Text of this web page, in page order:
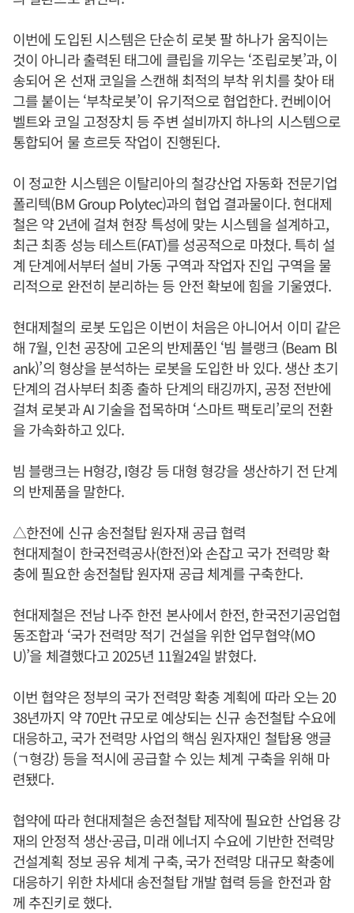
이번에 도입된 시스템은 단순히 로봇 팔 하나가 움직이는
것이 아니라 출력된 태그에 클립을 끼우는 ‘조립로봇’과, 이
송되어 온 선재 코일을 스캔해 최적의 부착 위치를 찾아 태
그를 붙이는 ‘부착로봇’이 유기적으로 협업한다. 컨베이어
벨트와 코일 고정장치 등 주변 설비까지 하나의 시스템으로
통합되어 물 흐르듯 작업이 진행된다.
이 정교한 시스템은 이탈리아의 철강산업 자동화 전문기업
폴리텍(BM Group Polytec)과의 협업 결과물이다. 현대제
철은 약 2년에 걸쳐 현장 특성에 맞는 시스템을 설계하고,
최근 최종 성능 테스트(FAT)를 성공적으로 마쳤다. 특히 설
계 단계에서부터 설비 가동 구역과 작업자 진입 구역을 물
리적으로 완전히 분리하는 등 안전 확보에 힘을 기울였다.
현대제철의 로봇 도입은 이번이 처음은 아니어서 이미 같은
해 7월, 인천 공장에 고온의 반제품인 ‘빔 블랭크 (Beam Bl
ank)’의 형상을 분석하는 로봇을 도입한 바 있다. 생산 초기
단계의 검사부터 최종 출하 단계의 태깅까지, 공정 전반에
걸쳐 로봇과 AI 기술을 접목하며 ‘스마트 팩토리’로의 전환
을 가속화하고 있다.
빔 블랭크는 H형강, I형강 등 대형 형강을 생산하기 전 단계
의 반제품을 말한다.
△한전에 신규 송전철탑 원자재 공급 협력
현대제철이 한국전력공사(한전)와 손잡고 국가 전력망 확
충에 필요한 송전철탑 원자재 공급 체계를 구축한다.
현대제철은 전남 나주 한전 본사에서 한전, 한국전기공업협
동조합과 ‘국가 전력망 적기 건설을 위한 업무협약(MO
U)’을 체결했다고 2025년 11월24일 밝혔다.
이번 협약은 정부의 국가 전력망 확충 계획에 따라 오는 20
38년까지 약 70만t 규모로 예상되는 신규 송전철탑 수요에
대응하고, 국가 전력망 사업의 핵심 원자재인 철탑용 앵글
(ㄱ형강) 등을 적시에 공급할 수 있는 체계 구축을 위해 마
련됐다.
협약에 따라 현대제철은 송전철탑 제작에 필요한 산업용 강
재의 안정적 생산·공급, 미래 에너지 수요에 기반한 전력망
건설계획 정보 공유 체계 구축, 국가 전력망 대규모 확충에
대응하기 위한 차세대 송전철탑 개발 협력 등을 한전과 함
께 추진키로 했다.